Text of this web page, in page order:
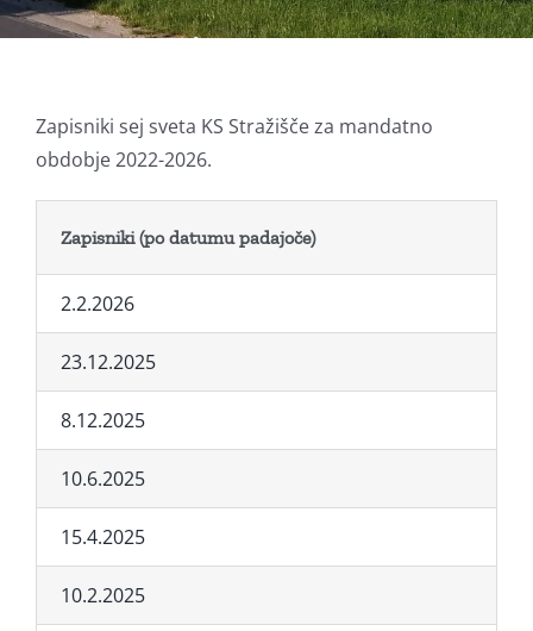
Zapisniki sej sveta KS Stražišče za mandatno
obdobje 2022-2026.
Zapisniki (po datumu padajoče)
2.2.2026
23.12.2025
8.12.2025
10.6.2025
15.4.2025
10.2.2025